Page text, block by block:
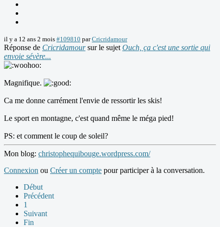
il y a 12 ans 2 mois #109810 parCricridamour
Réponse de Cricridamoursur le sujet Ouch, ça c'est une sortie qui
envoie sévère...
Magnifique.
Ca me donne carrément l'envie de ressortir les skis!
Le sport en montagne, c'est quand même le méga pied!
PS: et comment le coup de soleil?
Mon blog: christophequibouge.wordpress.com/
Connexion ou Créer un compte pour participer à la conversation.
Début
Précédent
1
Suivant
Fin